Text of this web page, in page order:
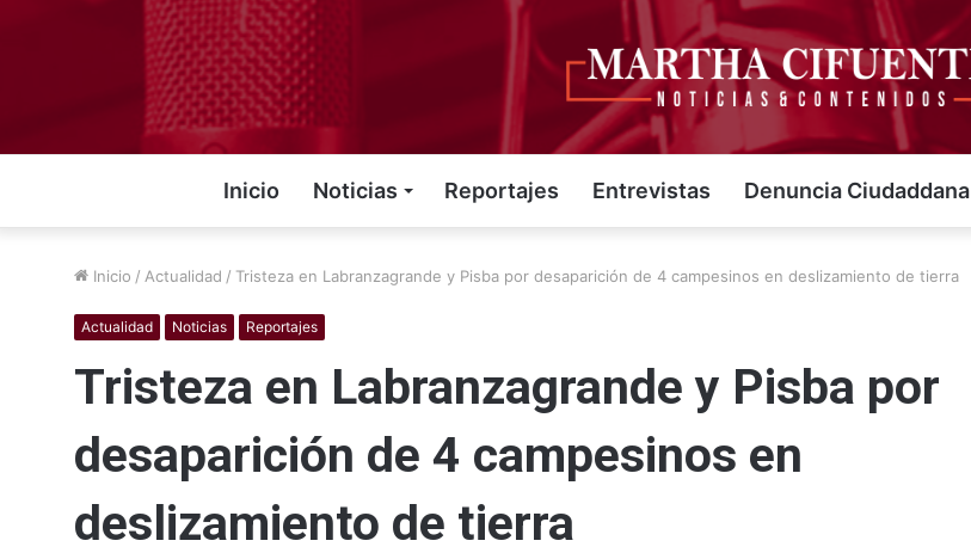
Inicio Noticias Reportajes Entrevistas Denuncia Ciudaddana
Inicio / Actualidad / Tristeza en Labranzagrande y Pisba por desaparición de 4 campesinos en deslizamiento de tierra
Actualidad Noticias Reportajes
Tristeza en Labranzagrande y Pisba por
desaparición de 4 campesinos en
deslizamiento de tierra